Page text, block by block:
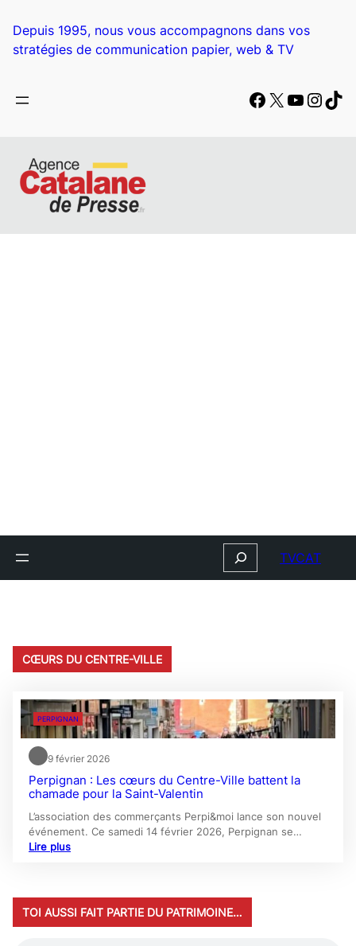
contenu
Depuis 1995, nous vous accompagnons dans vos
stratégies de communication papier, web & TV
Facebook
X
Search TVCAT
CŒURS DU CENTRE-VILLE
PERPIGNAN
9 février 2026
Perpignan : Les cœurs du Centre-Ville battent la
chamade pour la Saint-Valentin
L’association des commerçants Perpi&moi lance son nouvel
événement. Ce samedi 14 février 2026, Perpignan se…
Lire plus
TOI AUSSI FAIT PARTIE DU PATRIMOINE…